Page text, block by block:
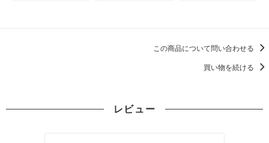
この商品について問い合わせる
買い物を続ける
レビュー